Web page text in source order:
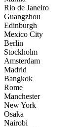
Rio de Janeiro
Guangzhou
Edinburgh
Mexico City
Berlin
Stockholm
Amsterdam
Madrid
Bangkok
Rome
Manchester
New York
Osaka
Nairobi